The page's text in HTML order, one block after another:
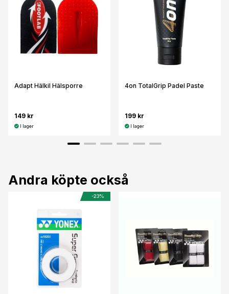
Adapt Hälkil Hälsporre
149 kr
I lager
4on TotalGrip Padel Paste
199 kr
I lager
Andra köpte också
-23%